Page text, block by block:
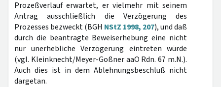
Prozeßverlauf erwartet, er vielmehr mit seinem
Antrag ausschließlich die Verzögerung des
Prozesses bezweckt (BGH NStZ 1998, 207), und daß
durch die beantragte Beweiserhebung eine nicht
nur unerhebliche Verzögerung eintreten würde
(vgl. Kleinknecht/Meyer-Goßner aaO Rdn. 67 m.N.).
Auch dies ist in dem Ablehnungsbeschluß nicht
dargetan.